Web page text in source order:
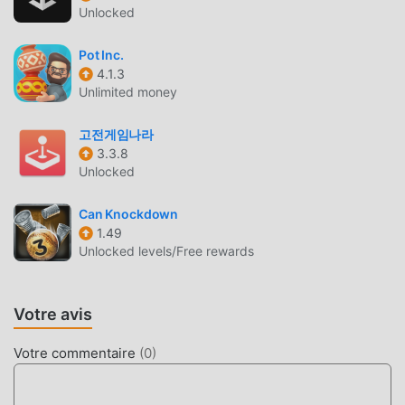
Comme les jeux arcade traditionnels, Sure Shot a un style
personnages de haute qualité font de Sure Shot attiré de
nombreux fans de arcade, et comparé aux jeux arcade
traditionnels, Sure Shot 2.120.64 a adopté un moteur
audacieuses. Avec une technologie plus avancée,
l'expérience d'écran du jeu a été grandement améliorée.
Il améliore l'expérience sensorielle de l'utilisateur, et il
existe de nombreux types de téléphones mobiles apk avec
une excellente adaptabilité, garantissant que tous les
Le jeu traditionnel arcade nécessite que les utilisateurs
Unlocked
Pot Inc.
4.1.3
Unlimited money
고전게임나라
3.3.8
Unlocked
Can Knockdown
1.49
Unlocked levels/Free rewards
Votre avis
Votre commentaire (0)